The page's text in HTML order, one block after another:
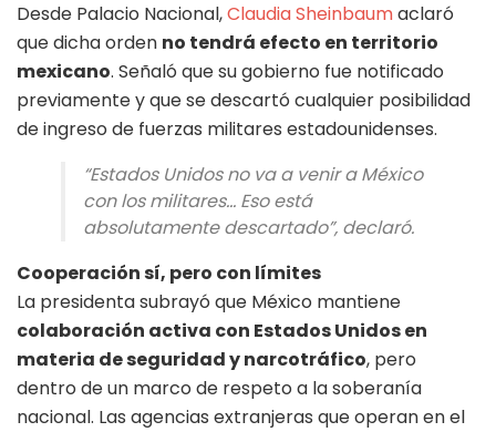
Desde Palacio Nacional,Claudia Sheinbaumaclaró
que dicha orden no tendrá efecto en territorio
mexicano. Señaló que su gobierno fue notificado
previamente y que se descartó cualquier posibilidad
de ingreso de fuerzas militares estadounidenses.
“Estados Unidos no va a venir a México
con los militares… Eso está
absolutamente descartado”, declaró.
Cooperación sí, pero con límites
La presidenta subrayó que México mantiene
colaboración activa con Estados Unidos en
materia de seguridad y narcotráfico, pero
dentro de un marco de respeto a la soberanía
nacional. Las agencias extranjeras que operan en el